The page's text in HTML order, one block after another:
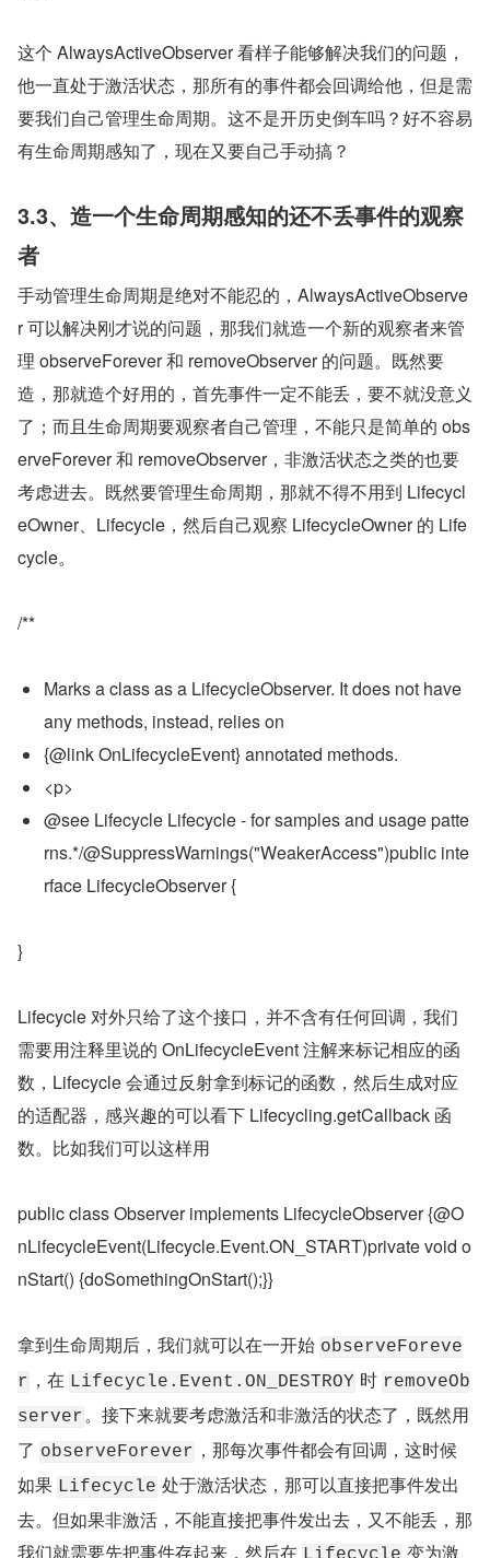
这个 AlwaysActiveObserver 看样子能够解决我们的问题，
他一直处于激活状态，那所有的事件都会回调给他，但是需
要我们自己管理生命周期。这不是开历史倒车吗？好不容易
有生命周期感知了，现在又要自己手动搞？
3.3、造一个生命周期感知的还不丢事件的观察
者
手动管理生命周期是绝对不能忍的，AlwaysActiveObserve
r 可以解决刚才说的问题，那我们就造一个新的观察者来管
理 observeForever 和 removeObserver 的问题。既然要
造，那就造个好用的，首先事件一定不能丢，要不就没意义
了；而且生命周期要观察者自己管理，不能只是简单的 obs
erveForever 和 removeObserver，非激活状态之类的也要
考虑进去。既然要管理生命周期，那就不得不用到 Lifecycl
eOwner、Lifecycle，然后自己观察 LifecycleOwner 的 Life
cycle。
/**
Marks a class as a LifecycleObserver. It does not have
any methods, instead, relies on
{@link OnLifecycleEvent} annotated methods.
<p>
@see Lifecycle Lifecycle - for samples and usage patte
rns.*/@SuppressWarnings("WeakerAccess")public inte
rface LifecycleObserver {
}
Lifecycle 对外只给了这个接口，并不含有任何回调，我们
需要用注释里说的 OnLifecycleEvent 注解来标记相应的函
数，Lifecycle 会通过反射拿到标记的函数，然后生成对应
的适配器，感兴趣的可以看下 Lifecycling.getCallback 函
数。比如我们可以这样用
public class Observer implements LifecycleObserver {@O
nLifecycleEvent(Lifecycle.Event.ON_START)private void o
nStart() {doSomethingOnStart();}}
拿到生命周期后，我们就可以在一开始 observeForeve
r ，在 Lifecycle.Event.ON_DESTROY 时 removeOb
server。接下来就要考虑激活和非激活的状态了，既然用
了 observeForever ，那每次事件都会有回调，这时候
如果 Lifecycle 处于激活状态，那可以直接把事件发出
去。但如果非激活，不能直接把事件发出去，又不能丢，那
我们就需要先把事件存起来，然后在
变为激